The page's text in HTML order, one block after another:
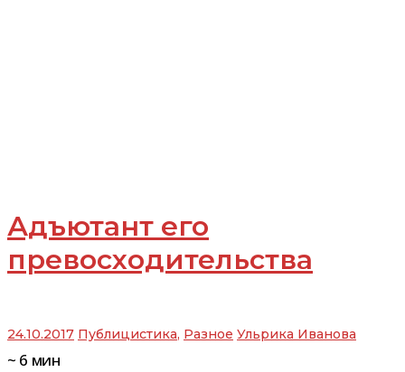
Адъютант его
превосходительства
24.10.2017 Публицистика, Разное Ульрика Иванова
~ 6 мин